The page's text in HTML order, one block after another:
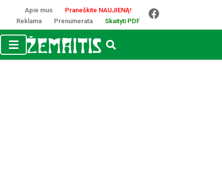
Apie mus
Praneškite NAUJIENĄ!
Reklama
Prenumerata Skaityti PDF